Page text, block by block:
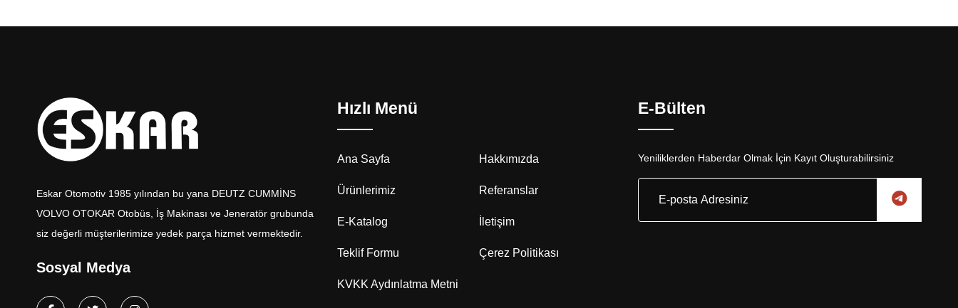
Eskar Otomotiv 1985 yılından bu yana DEUTZ CUMMİNS
VOLVO OTOKAR Otobüs, İş Makinası ve Jeneratör grubunda
siz değerli müşterilerimize yedek parça hizmet vermektedir.
Sosyal Medya
Hızlı Menü
Ana Sayfa Hakkımızda
Ürünlerimiz Referanslar
E-Katalog İletişim
Teklif Formu Çerez Politikası
KVKK Aydınlatma Metni
E-Bülten
Yeniliklerden Haberdar Olmak İçin Kayıt Oluşturabilirsiniz